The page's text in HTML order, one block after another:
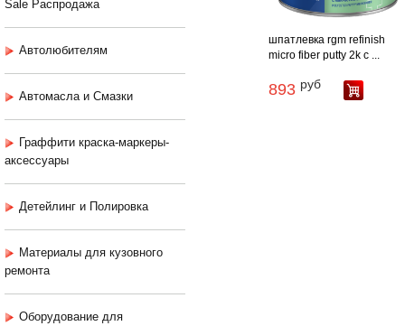
Sale Распродажа
Автолюбителям
Автомасла и Смазки
Граффити краска-маркеры-
аксессуары
Детейлинг и Полировка
Материалы для кузовного
ремонта
Оборудование для
шпатлевка rgm refinish
micro fiber putty 2k с ...
893 руб